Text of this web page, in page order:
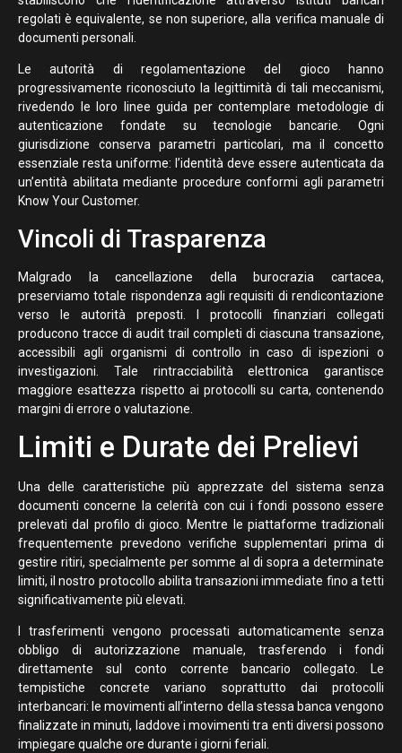
regolati è equivalente, se non superiore, alla verifica manuale di
documenti personali.
Le autorità di regolamentazione del gioco hanno
progressivamente riconosciuto la legittimità di tali meccanismi,
rivedendo le loro linee guida per contemplare metodologie di
autenticazione fondate su tecnologie bancarie. Ogni
giurisdizione conserva parametri particolari, ma il concetto
essenziale resta uniforme: l’identità deve essere autenticata da
un’entità abilitata mediante procedure conformi agli parametri
Know Your Customer.
Vincoli di Trasparenza
Malgrado la cancellazione della burocrazia cartacea,
preserviamo totale rispondenza agli requisiti di rendicontazione
verso le autorità preposti. I protocolli finanziari collegati
producono tracce di audit trail completi di ciascuna transazione,
accessibili agli organismi di controllo in caso di ispezioni o
investigazioni. Tale rintracciabilità elettronica garantisce
maggiore esattezza rispetto ai protocolli su carta, contenendo
margini di errore o valutazione.
Limiti e Durate dei Prelievi
Una delle caratteristiche più apprezzate del sistema senza
documenti concerne la celerità con cui i fondi possono essere
prelevati dal profilo di gioco. Mentre le piattaforme tradizionali
frequentemente prevedono verifiche supplementari prima di
gestire ritiri, specialmente per somme al di sopra a determinate
limiti, il nostro protocollo abilita transazioni immediate fino a tetti
significativamente più elevati.
I trasferimenti vengono processati automaticamente senza
obbligo di autorizzazione manuale, trasferendo i fondi
direttamente sul conto corrente bancario collegato. Le
tempistiche concrete variano soprattutto dai protocolli
interbancari: le movimenti all’interno della stessa banca vengono
finalizzate in minuti, laddove i movimenti tra enti diversi possono
impiegare qualche ore durante i giorni feriali.